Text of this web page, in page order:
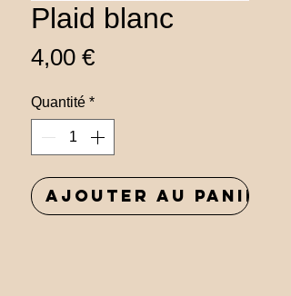
Plaid blanc
4,00 €Prix
Quantité *
Ajouter au panier